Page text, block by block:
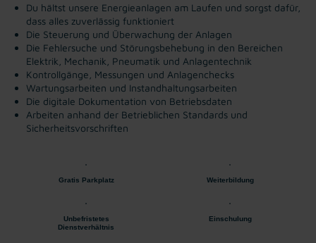
Du hältst unsere Energieanlagen am Laufen und sorgst dafür,
dass alles zuverlässig funktioniert
Die Steuerung und Überwachung der Anlagen
Die Fehlersuche und Störungsbehebung in den Bereichen
Elektrik, Mechanik, Pneumatik und Anlagentechnik
Kontrollgänge, Messungen und Anlagenchecks
Wartungsarbeiten und Instandhaltungsarbeiten
Die digitale Dokumentation von Betriebsdaten
Arbeiten anhand der Betrieblichen Standards und
Sicherheitsvorschriften
Gratis Parkplatz Weiterbildung
Unbefristetes
Dienstverhältnis
Einschulung